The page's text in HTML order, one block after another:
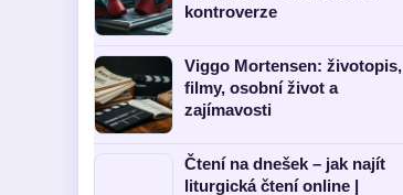
kontroverze
Viggo Mortensen: životopis,
filmy, osobní život a
zajímavosti
Čtení na dnešek – jak najít
liturgická čtení online |